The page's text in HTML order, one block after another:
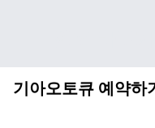
기아오토큐 예약하